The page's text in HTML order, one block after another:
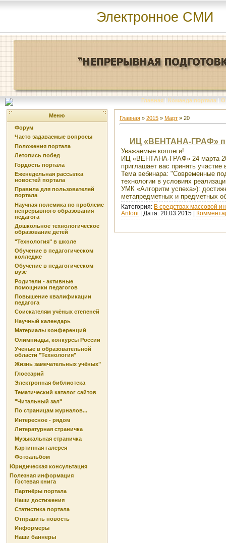
Электронное СМИ
Главная | Команда портала | О
Меню
Форум
Часто задаваемые вопросы
Положения портала
Летопись побед
Гордость портала
Еженедельная рассылка
новостей портала
Правила для пользователей
портала
Научная полемика по проблеме
непрерывного образования
педагога
Дошкольное технологическое
образование детей
"Технология" в школе
Обучение в педагогическом
колледже
Обучение в педагогическом
вузе
Родители - активные
помощники педагогов
Повышение квалификации
педагога
Соискателям учёных степеней
Научный календарь
Материалы конференций
Олимпиады, конкурсы России
Ученые в образовательной
области "Технология"
Жизнь замечательных учёных"
Глоссарий
Электронная библиотека
Тематический каталог сайтов
"Читальный зал"
По страницам журналов...
Интересное - рядом
Литературная страничка
Музыкальная страничка
Картинная галерея
Фотоальбом
Юридическая консультация
Полезная информация
Гостевая книга
Партнёры портала
Наши достижения
Статистика портала
Отправить новость
Информеры
Наши баннеры
Главная » 2015 » Март » 20
ИЦ «ВЕНТАНА-ГРАФ»
Уважаемые коллеги!
ИЦ «ВЕНТАНА-ГРАФ» 24 марта
приглашает вас принять участие
Тема вебинара: "Современные
технологии в условиях
УМК «Алгоритм успеха»):
метапредметных и предметных
Категория: В средствах массовой
Antoni | Дата: 20.03.2015